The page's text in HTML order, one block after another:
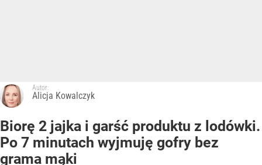
Autor:
Alicja Kowalczyk
Biorę 2 jajka i garść produktu z lodówki.
Po 7 minutach wyjmuję gofry bez
grama mąki